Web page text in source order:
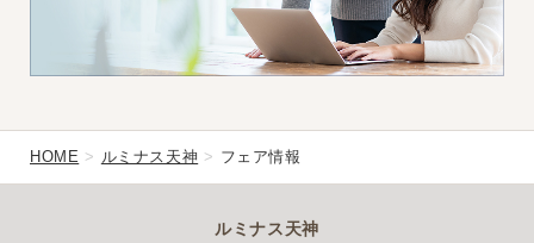
HOME ルミナス天神 フェア情報
ルミナス天神